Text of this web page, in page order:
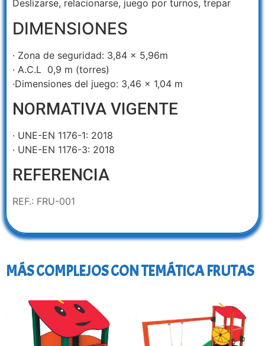
Deslizarse, relacionarse, juego por turnos, trepar
DIMENSIONES
· Zona de seguridad: 3,84 x 5,96m
· A.C.L 0,9 m (torres)
·Dimensiones del juego: 3,46 x 1,04 m
NORMATIVA VIGENTE
· UNE-EN 1176-1: 2018
· UNE-EN 1176-3: 2018
REFERENCIA
REF.: FRU-001
MÁS COMPLEJOS CON TEMÁTICA FRUTAS